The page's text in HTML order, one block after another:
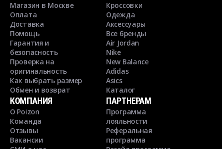
Магазин в Москве
Оплата
Доставка
Помощь
Гарантия и
безопасность
Проверка на
оригинальность
Как выбрать размер
Обмен и возврат
Кроссовки
Одежда
Аксессуары
Все бренды
Air Jordan
Nike
New Balance
Adidas
Asics
Каталог
КОМПАНИЯ
О Poizon
Команда
Отзывы
Вакансии
ПАРТНЕРАМ
Программа
лояльности
Реферальная
программа